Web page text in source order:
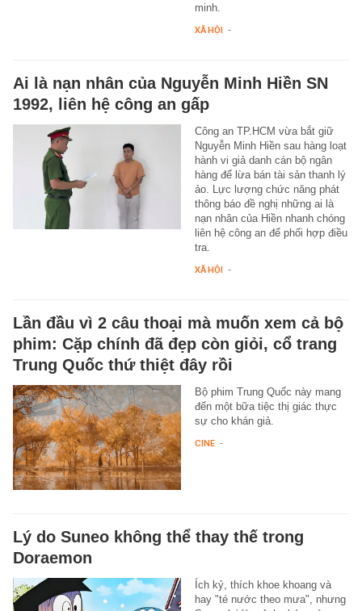
minh.
XÃ HỘI -
Ai là nạn nhân của Nguyễn Minh Hiền SN
1992, liên hệ công an gấp
Công an TP.HCM vừa bắt giữ
Nguyễn Minh Hiền sau hàng loạt
hành vi giả danh cán bộ ngân
hàng để lừa bán tài sản thanh lý
ảo. Lực lượng chức năng phát
thông báo đề nghị những ai là
nạn nhân của Hiền nhanh chóng
liên hệ công an để phối hợp điều
tra.
XÃ HỘI -
Lần đầu vì 2 câu thoại mà muốn xem cả bộ
phim: Cặp chính đã đẹp còn giỏi, cổ trang
Trung Quốc thứ thiệt đây rồi
Bộ phim Trung Quốc này mang
đến một bữa tiệc thị giác thực
sự cho khán giả.
CINE -
Lý do Suneo không thể thay thế trong
Doraemon
Ích kỷ, thích khoe khoang và
hay "té nước theo mưa", nhưng